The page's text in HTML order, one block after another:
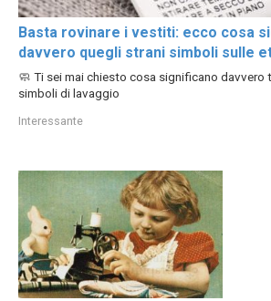
Basta rovinare i vestiti: ecco cosa
davvero quegli strani simboli sulle
🧼 Ti sei mai chiesto cosa significano
simboli di lavaggio
Interessante